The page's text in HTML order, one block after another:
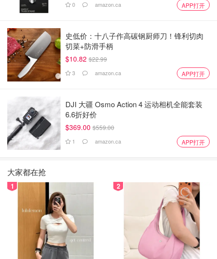
0 amazon.ca APP打开
史低价：十八子作高碳钢厨师刀！锋利切肉
切菜+防滑手柄
$10.82 $22.99
3 amazon.ca APP打开
DJI 大疆 Osmo Action 4 运动相机全能套装
6.6折好价
$369.00 $559.00
1 amazon.ca APP打开
大家都在抢
1 2